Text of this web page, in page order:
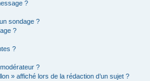
?
sondage ?
?
?
?
» affiché lors de la rédaction d’un sujet ?